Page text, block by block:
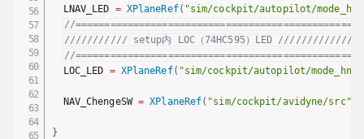
  LNAV_LED
= XPlaneRef( "sim/cockpit/autopilot/
//
/////////// setup内 LOC（74HC595）LED //////////////////こ
//
  LOC_LED
= XPlaneRef( "sim/cockpit/autopilot/
  NAV_ChengeSW
= XPlaneRef( "sim/cockpit/avidyne/src"
}